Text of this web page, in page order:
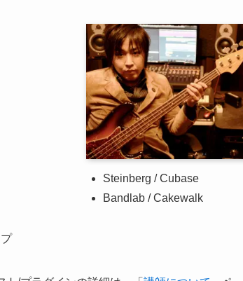
Steinberg / Cubase
Bandlab / Cakewalk